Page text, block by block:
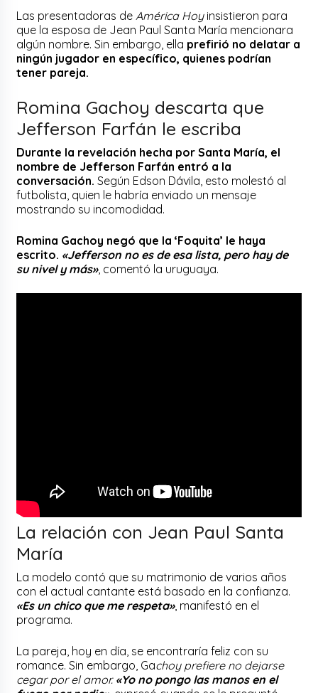
Las presentadoras de América Hoyinsistieron para
que la esposa de Jean Paul Santa María mencionara
algún nombre. Sin embargo, ella prefirió no delatar a
ningún jugador en específico, quienes podrían
tener pareja.
Romina Gachoy descarta que
Jefferson Farfán le escriba
Durante la revelación hecha por Santa María, el
nombre de Jefferson Farfán entró a la
conversación. Según Edson Dávila, esto molestó al
futbolista, quien le habría enviado un mensaje
mostrando su incomodidad.
Romina Gachoy negó que la ‘Foquita’ le haya
escrito. «Jefferson no es de esa lista, pero hay de
su nivel y más», comentó la uruguaya.
La relación con Jean Paul Santa
María
La modelo contó que su matrimonio de varios años
con el actual cantante está basado en la confianza.
«Es un chico que me respeta», manifestó en el
programa.
La pareja, hoy en día, se encontraría feliz con su
romance. Sin embargo, Gachoy prefiere no dejarse
cegar por el amor. «Yo no pongo las manos en el